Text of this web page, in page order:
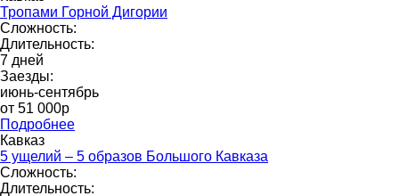
Тропами Горной Дигории
Сложность:
Длительность:
7 дней
Заезды:
июнь-сентябрь
от 51 000р
Подробнее
Кавказ
5 ущелий – 5 образов Большого Кавказа
Сложность:
Длительность: